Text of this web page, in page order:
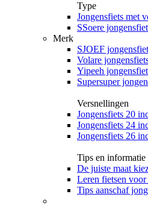
Type
Jongensfiets met
SSoere
Merk
SJOEF
Volare
Yipeeh
Supersuper
Versnellingen
Jongensfiets 20
Jongensfiets 24
Jongensfiets 26
Tips en informatie
De juiste maat
Leren fietsen
Tips aanschaf